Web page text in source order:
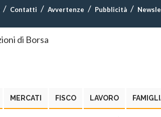
Contatti Avvertenze Pubblicità
MERCATI FISCO LAVORO